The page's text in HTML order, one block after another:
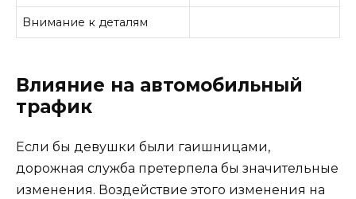
Внимание к деталям
Влияние на автомобильный
трафик
Если бы девушки были гаишницами,
дорожная служба претерпела бы значительные
изменения. Воздействие этого изменения на